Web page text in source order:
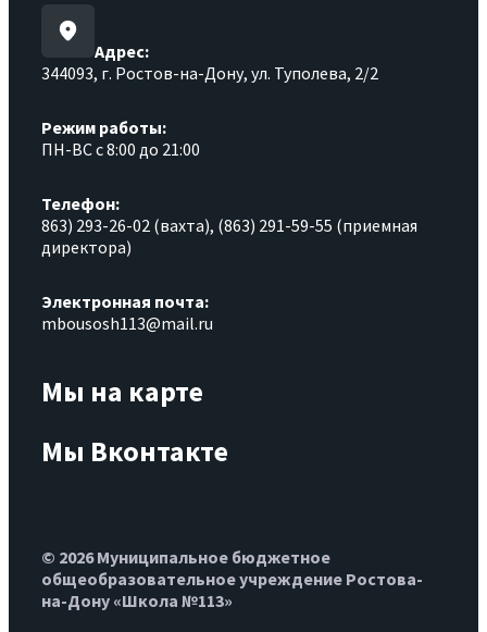
Адрес:
344093, г. Ростов-на-Дону, ул. Туполева, 2/2
Режим работы:
ПН-ВС с 8:00 до 21:00
Телефон:
863) 293-26-02 (вахта), (863) 291-59-55 (приемная
директора)
Электронная почта:
mbousosh113@mail.ru
Мы на карте
Мы Вконтакте
© 2026 Муниципальное бюджетное
общеобразовательное учреждение Ростова-
на-Дону «Школа №113»